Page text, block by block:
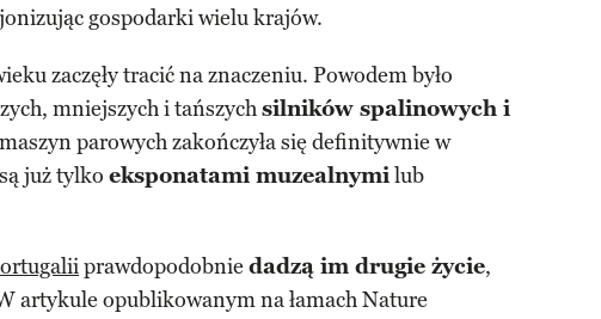
gospodarki wielu krajów.
zaczęły tracić na znaczeniu. Powodem było
mniejszych i tańszychsilników spalinowych i
parowych zakończyła się definitywnie w
już tylko eksponatami muzealnymilub
prawdopodobnie dadzą im drugie życie,
artykule opublikowanym na łamach Nature